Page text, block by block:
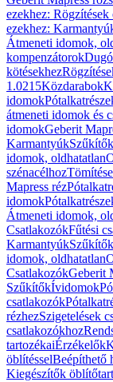
ezekhez:
ezekhez:
Átmeneti idomok,
kompenzátorok
kötésekhez
1.0215Közdarabok
idomok
átmeneti idomok és
idomokGeberit
KarmantyúkSzűkítők
idomok, oldhatatlan
szénacélhoz
Mapress réz
idomok
Átmeneti idomok,
CsatlakozókFűtési
KarmantyúkSzűkítők
idomok, oldhatatlan
CsatlakozókGeberit
SzűkítőkÍvidomok
csatlakozók
rézhezSzigetelések
csatlakozókhoz
tartozékaiÉrzékelők
öblítésselBeépíthető
Kiegészítők